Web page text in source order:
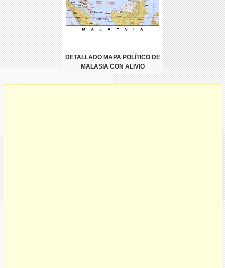
DETALLADO MAPA POLÍTICO DE
MALASIA CON ALIVIO